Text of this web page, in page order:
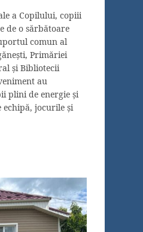
a Copilului, copiii
de o sărbătoare
comun al
Primăriei
și Bibliotecii
au
plini de energie și
jocurile și